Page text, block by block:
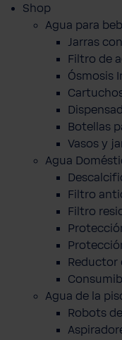
Shop
Agua para
Jarras
Filtro de
Ósmosis
Botellas
Vasos y
Agua
Filtro
Filtro
Reductor
Agua de la
Robots